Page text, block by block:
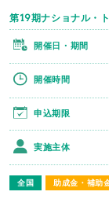
第19期ナショナル・
全国 助成金・補助
開催日・期間
開催時間
申込期限
実施主体